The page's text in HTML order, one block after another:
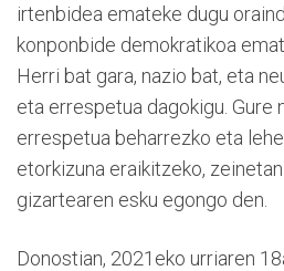
irtenbidea emateke dugu
konponbide demokratikoa
Herri bat gara, nazio bat, eta
eta errespetua dagokigu. Gure
errespetua beharrezko eta
etorkizuna eraikitzeko,
gizartearen esku egongo den.
Donostian, 2021eko urriaren